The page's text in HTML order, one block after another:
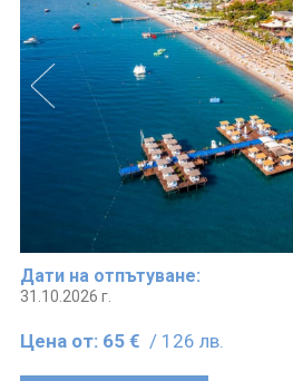
0700 18 308
Дати на отпътуване:
31.10.2026 г.
Цена от: 65 € / 126 лв.